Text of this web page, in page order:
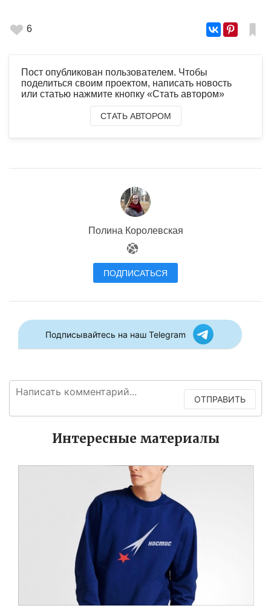
6
Пост опубликован пользователем. Чтобы
поделиться своим проектом, написать новость
или статью нажмите кнопку «Стать автором»
СТАТЬ АВТОРОМ
Полина Королевская
ПОДПИСАТЬСЯ
Подписывайтесь на наш Telegram
ОТПРАВИТЬ
Интересные материалы